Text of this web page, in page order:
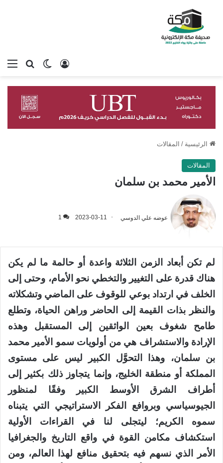
بحثالوضع
تسجيل الدخول
الرئيسية / المقالات
المقالات
الأمير محمد بن سلمان
عوضه علي الدوسي 2023-03-11
1
لم تكن أبعاد الزمن الثلاثة واعدة أو حالمة ما لم يكن
هناك قدرة على التغيير والتخطي نحو الأمام، وحتى إلى
الخلف في ارتداد بوعي للوقوف على الماضي وتشكلاته
والنظر بذات القيمة إلى الحاضر وراهن الحياة، وتطلع
طامح شغوف بعين الواثقين إلى المستقبل وهذه
الإرادة والاستشراف هي من أولويات سمو الأمير محمد
بن سلمان، وهذا التحوَّل الكبير ليس على مستوى
المملكة أو منطقة الخليج، وإنما يتجاوز ذلك بكثير إلى
أطراف الشرق الأوسط الكبير وفقًا لمنظور
الجيوسياسي وبروافع الفكر الاستراتيجي التي يتبناه
سموه الكريم؛ ليتجلى لنا في القراءات الأولية
استكشاف مكامن القوة في واقع التاريخ والجغرافيا
الأمر الذي نسهم فيه بتحقيق منافع لهذا العالم، ومن